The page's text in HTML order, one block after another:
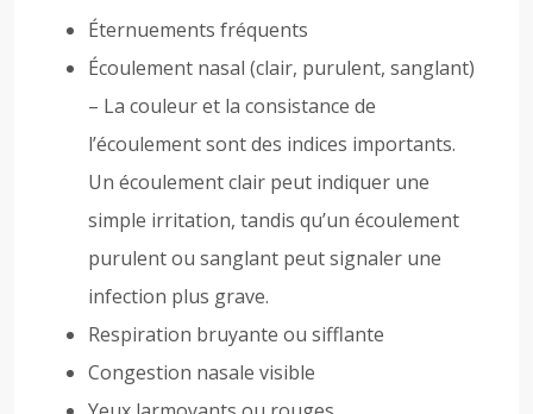
Éternuements fréquents
Écoulement nasal (clair, purulent, sanglant)
– La couleur et la consistance de
l’écoulement sont des indices importants.
Un écoulement clair peut indiquer une
simple irritation, tandis qu’un écoulement
purulent ou sanglant peut signaler une
infection plus grave.
Respiration bruyante ou sifflante
Congestion nasale visible